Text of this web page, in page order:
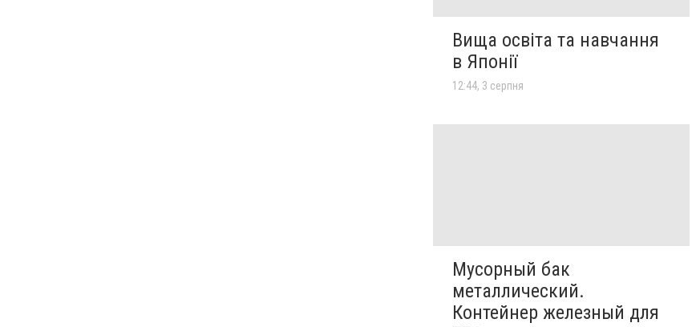
Вища освіта та навчання
в Японії
12:44, 3 серпня
Мусорный бак
металлический.
Контейнер железный для